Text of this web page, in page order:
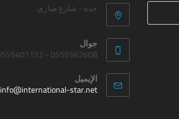
جدة - شارع صاري
جوال
0555562608 - 0555401152
الإيميل
info@international-star.net